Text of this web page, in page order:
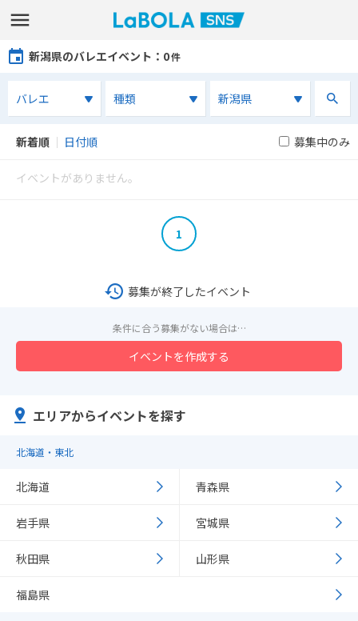
新潟県のバレエイベント ：0件
新着順 ｜ 日付順 募集中のみ
イベントがありません。
1
募集が終了したイベント
条件に合う募集がない場合は…
イベントを作成する
エリアからイベントを探す
北海道・東北
北海道 青森県
岩手県 宮城県
秋田県 山形県
福島県